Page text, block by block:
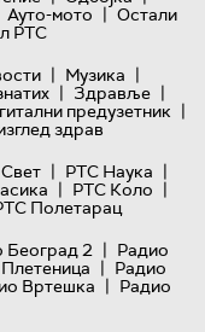
Ауто-мото | Остали
РТС
| Музика |
| Здравље |
предузетник |
здрав
| РТС Наука |
| РТС Коло |
Полетарац
Београд 2 | Радио
| Радио
Вртешка | Радио